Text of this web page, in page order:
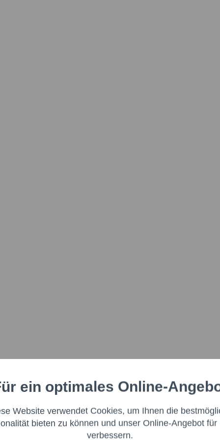
Aktiv
Aktiv
ein optimales Online-
Website verwendet Cookies, um Ihnen die
bieten zu können und unser Online-Angebot für
verbessern.